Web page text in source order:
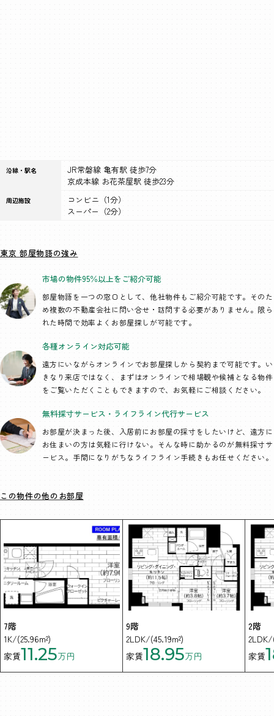
沿線・駅名
JR常磐線 亀有駅 徒歩7分
京成本線 お花茶屋駅 徒歩23分
周辺施設
コンビニ（1分）
スーパー（2分）
東京 部屋物語の強み
市場の物件95％以上を ご紹介可能
部屋物語を一つの窓口として、他社物件もご紹介可能です。そのた
め複数の不動産会社に問い合せ・訪問する必要がありません。限ら
れた時間で効率よくお部屋探しが可能です。
各種オンライン対応可能
遠方にいながらオンラインでお部屋探しから契約まで可能です。い
きなり来店ではなく、まずはオンラインで相場観や候補となる物件
をご覧いただくこともできますので、お気軽にご相談ください。
無料採寸サービス・ ライフライン代行サービス
お部屋が決まった後、入居前にお部屋の採寸をしたいけど、遠方に
お住まいの方は気軽に行けない。そんな時に助かるのが無料採寸サ
ービス。手間になりがちなライフライン手続きもお任せください。
この物件の他のお部屋
7階
1K/(25.96m²)
家賃11.25万円
9階
2LDK/(45.19m²)
家賃18.95万円
2階
2LDK/
家賃